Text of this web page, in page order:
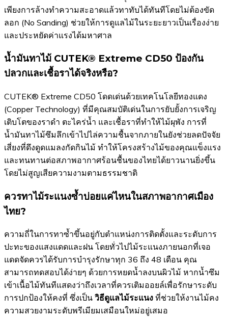
เพียงการล้างทำความสะอาดแล้วทาทับได้ทันทีโดยไม่ต้องขัด
ลอก (No Sanding) ช่วยให้การดูแลไม้ในระยะยาวเป็นเรื่องง่าย
และประหยัดค่าแรงได้มหาศาล
น้ำมันทาไม้ CUTEK® Extreme CD50 ป้องกัน
ปลวกและเชื้อราได้จริงหรือ?
CUTEK® Extreme CD50 โดดเด่นด้วยเทคโนโลยีทองแดง
(Copper Technology) ที่มีคุณสมบัติเด่นในการยับยั้งการเจริญ
เติบโตของราดำ ตะไคร่น้ำ และเชื้อราที่ทำให้ไม้ผุพัง การที่
น้ำมันทาไม้ซึมลึกเข้าไปไล่ความชื้นจากภายในยังช่วยลดปัจจัย
เสี่ยงที่ดึงดูดแมลงกัดกินไม้ ทำให้โครงสร้างไม้ของคุณแข็งแรง
และทนทานต่อสภาพอากาศร้อนชื้นของไทยได้ยาวนานยิ่งขึ้น
โดยไม่สูญเสียความงามตามธรรมชาติ
ควรทาไม้ระแนงซ้ำบ่อยแค่ไหนในสภาพอากาศเมือง
ไทย?
ความถี่ในการทาซ้ำขึ้นอยู่กับตำแหน่งการติดตั้งและระดับการ
ปะทะของแสงแดดและฝน โดยทั่วไปไม้ระแนงภายนอกที่เจอ
แดดจัดควรได้รับการบำรุงรักษาทุก 36 ถึง 48 เดือน คุณ
สามารถทดสอบได้ง่ายๆ ด้วยการหยดน้ำลงบนผิวไม้ หากน้ำซึม
เข้าเนื้อไม้ทันทีแสดงว่าถึงเวลาที่ควรเติมออยล์เพื่อรักษาระดับ
การปกป้องให้คงที่ ซึ่งเป็น วิธีดูแลไม้ระแนง ที่ช่วยให้งานไม้คง
ความสวยงามระดับพรีเมียมเสมือนใหม่อยู่เสมอ